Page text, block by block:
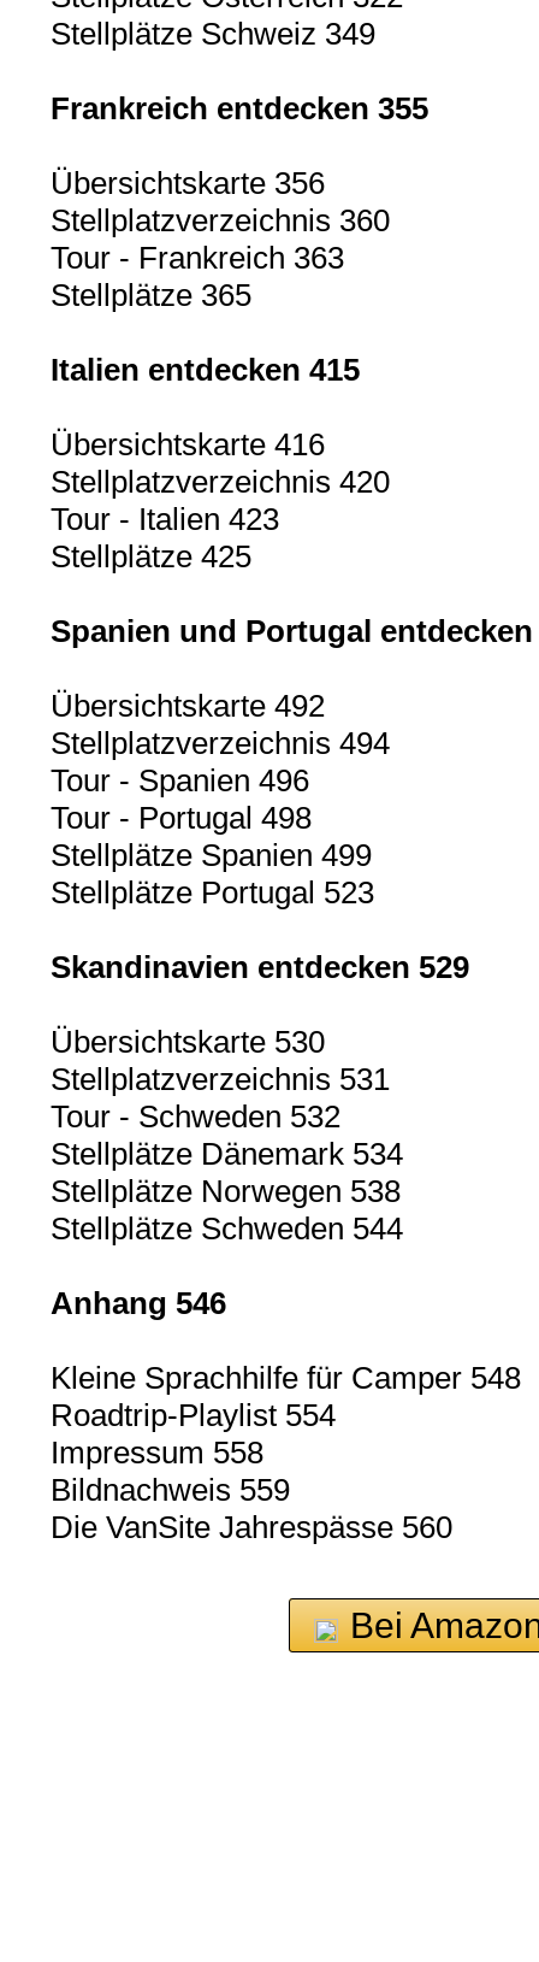
Stellplätze Schweiz 349
Frankreich entdecken 355
Übersichtskarte 356
Stellplatzverzeichnis 360
Tour - Frankreich 363
Stellplätze 365
Italien entdecken 415
Übersichtskarte 416
Stellplatzverzeichnis 420
Tour - Italien 423
Stellplätze 425
Spanien und Portugal entdecken
Übersichtskarte 492
Stellplatzverzeichnis 494
Tour - Spanien 496
Tour - Portugal 498
Stellplätze Spanien 499
Stellplätze Portugal 523
Skandinavien entdecken 529
Übersichtskarte 530
Stellplatzverzeichnis 531
Tour - Schweden 532
Stellplätze Dänemark 534
Stellplätze Norwegen 538
Stellplätze Schweden 544
Anhang 546
Kleine Sprachhilfe für Camper 548
Roadtrip-Playlist 554
Impressum 558
Bildnachweis 559
Die VanSite Jahrespässe 560
Bei